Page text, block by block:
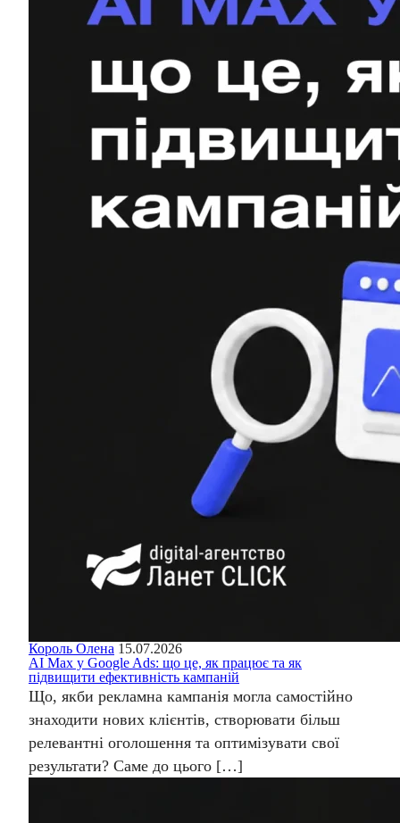
Король Олена 15.07.2026
AI Max у Google Ads: що це, як працює та як
підвищити ефективність кампаній
Що, якби рекламна кампанія могла самостійно
знаходити нових клієнтів, створювати більш
релевантні оголошення та оптимізувати свої
результати? Саме до цього […]